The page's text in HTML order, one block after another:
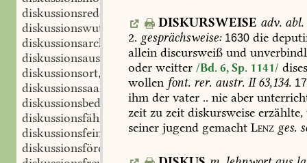
diskussionsrede
diskussionswut
diskussionsarchiv
n.
diskussionsausstellung,f.
diskussionsort,
diskussionssaal
diskussionsbedürftig,adj.
diskussionsfähig
adj.
diskussionsfeindlich
,adj.
diskussionsfördernd
DISKURSWEISE adv. abl.
2. gesprächsweise: 1630 die
allein discursweiß und
oder weitter /Bd. 6, Sp. 1141/
wollen font. rer. austr. II63,134.
ihm der vater .. nie aber
zeit zu zeit diskursweise erzählte,
seiner jugend gemacht Lenz ges.